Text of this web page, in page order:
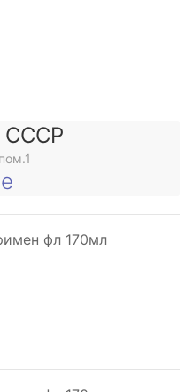
СССР
фл 170мл